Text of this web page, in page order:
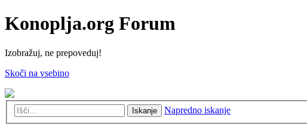
Konoplja.org Forum
Izobražuj, ne prepoveduj!
Skoči na vsebino
Iskanje Napredno iskanje